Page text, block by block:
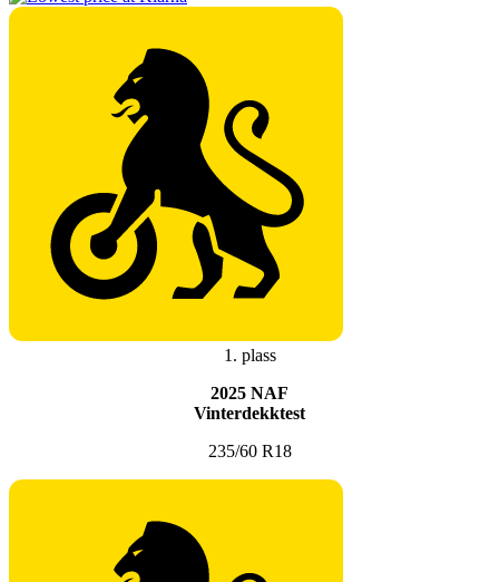
1. plass
2025 NAF
Vinterdekktest
235/60 R18